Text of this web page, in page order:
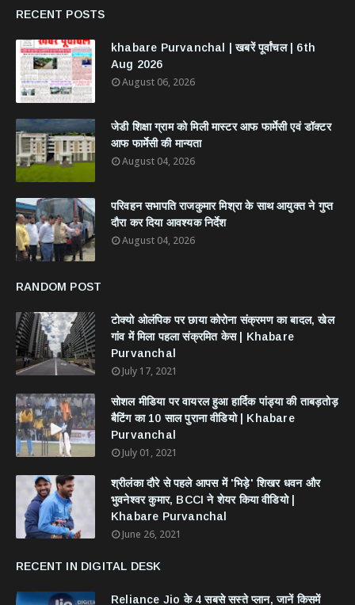
RECENT POSTS
khabare Purvanchal | खबरें पूर्वांचल | 6th
Aug 2026
August 06, 2026
जेडी शिक्षा ग्राम को मिली मास्टर आफ फार्मेसी एवं डॉक्टर
आफ फार्मेसी की मान्यता
August 04, 2026
परिवहन सभापति राजकुमार मिश्रा के साथ आयुक्त ने गुप्त
दौरा कर दिया आवश्यक निर्देश
August 04, 2026
RANDOM POST
टोक्यो ओलंपिक पर छाया कोरोना संक्रमण का बादल, खेल
गांव में मिला पहला संक्रमित केस | Khabare
Purvanchal
July 17, 2021
सोशल मीडिया पर वायरल हुआ हार्दिक पांड्या की ताबड़तोड़
बैटिंग का 10 साल पुराना वीडियो | Khabare
Purvanchal
July 01, 2021
श्रीलंका दौरे से पहले आपस में 'भिड़े' शिखर धवन और
भुवनेश्वर कुमार, BCCI ने शेयर किया वीडियो |
Khabare Purvanchal
June 26, 2021
RECENT IN DIGITAL DESK
Reliance Jio के 4 सबसे सस्ते प्लान, जानें किसमें